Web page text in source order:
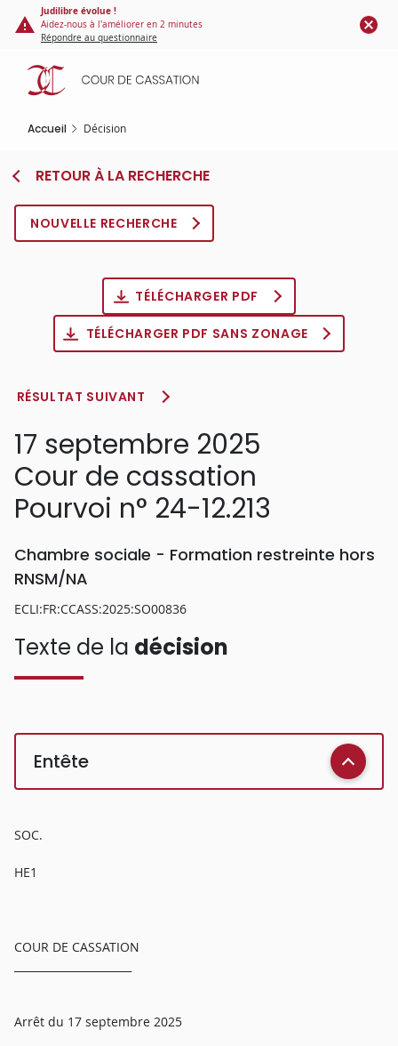
Panneau de gestion des cookies
contenu
principal
Judilibre évolue !
Aidez-nous à l'améliorer en 2 minutes
Répondre au questionnaire
Accueil Décision
RETOUR À LA RECHERCHE
NOUVELLE RECHERCHE
TÉLÉCHARGER PDF
TÉLÉCHARGER PDF SANS ZONAGE
RÉSULTAT SUIVANT
17 septembre 2025
Cour de cassation
Pourvoi n° 24-12.213
Chambre sociale - Formation restreinte hors
RNSM/NA
ECLI:FR:CCASS:2025:SO00836
Texte de la décision
Entête
SOC.
HE1
COUR DE CASSATION
Arrêt du 17 septembre 2025